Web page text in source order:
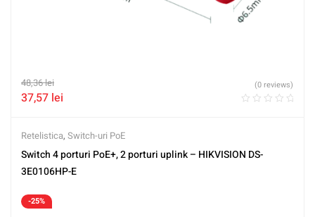
48,36lei
37,57 lei
(0 reviews)
Retelistica, Switch-uri PoE
Switch 4 porturi PoE+, 2 porturi uplink – HIKVISION DS-
3E0106HP-E
-25%